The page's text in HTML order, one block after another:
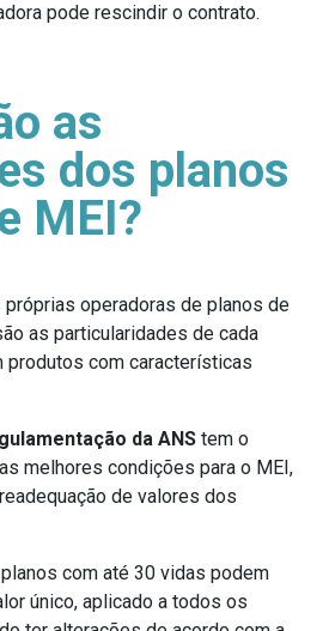
pode rescindir o contrato.
as
dos planos
MEI?
próprias operadoras de planos de
as particularidades de cada
produtos com características
da ANS tem o
melhores condições para o MEI,
de valores dos
com até 30 vidas podem
único, aplicado a todos os